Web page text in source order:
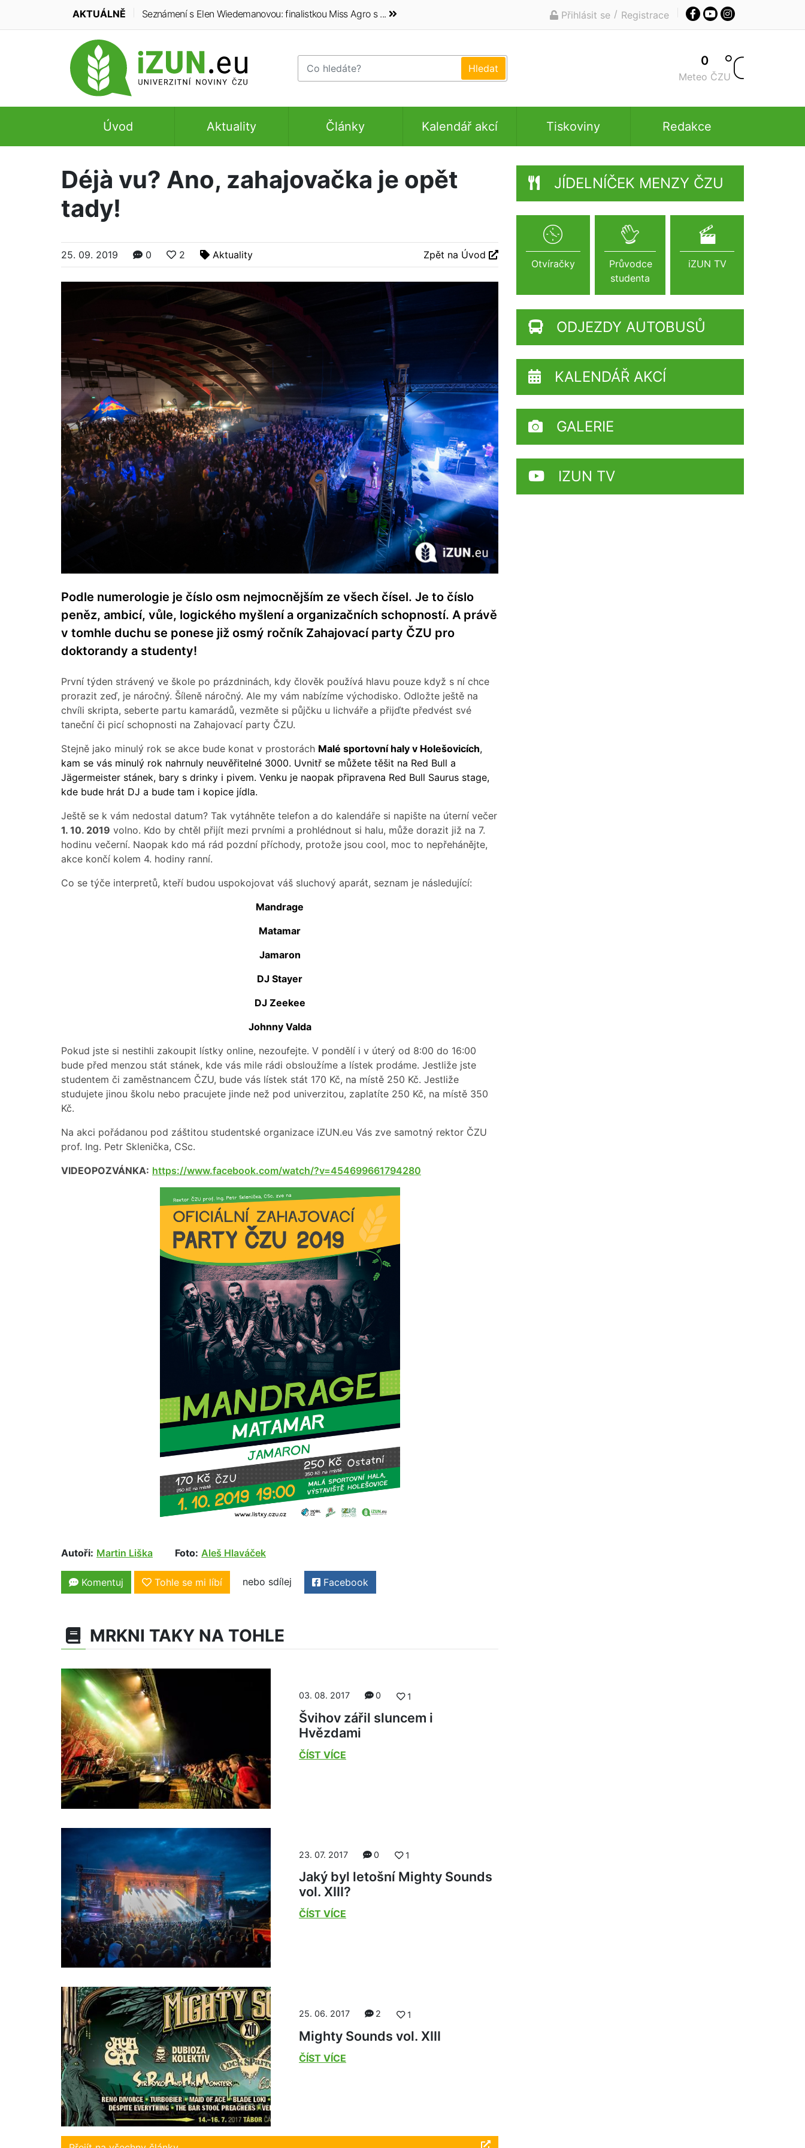
AKTUÁLNĚ Seznámení s Elen Wiedemanovou: finalistkou Miss Agro s ... Přihlásit se / Registrace
0
Meteo ČZU
Úvod Aktuality Články Kalendář akcí Tiskoviny Redakce
Déjà vu? Ano, zahajovačka je opět
tady!
25. 09. 2019 0 2 Aktuality Zpět na Úvod
Podle numerologie je číslo osm nejmocnějším ze všech čísel. Je to číslo
peněz, ambicí, vůle, logického myšlení a organizačních schopností. A právě
v tomhle duchu se ponese již osmý ročník Zahajovací party ČZU pro
doktorandy a studenty!
První týden strávený ve škole po prázdninách, kdy člověk používá hlavu pouze když s ní chce
prorazit zeď, je náročný. Šíleně náročný. Ale my vám nabízíme východisko. Odložte ještě na
chvíli skripta, seberte partu kamarádů, vezměte si půjčku u lichváře a přijďte předvést své
taneční či picí schopnosti na Zahajovací party ČZU.
Stejně jako minulý rok se akce bude konat v prostorách Malé sportovní haly v Holešovicích,
kam se vás minulý rok nahrnuly neuvěřitelné 3000. Uvnitř se můžete těšit na Red Bull a
Jägermeister stánek, bary s drinky i pivem. Venku je naopak připravena Red Bull Saurus stage,
kde bude hrát DJ a bude tam i kopice jídla.
Ještě se k vám nedostal datum? Tak vytáhněte telefon a do kalendáře si napište na úterní večer
1. 10. 2019 volno. Kdo by chtěl přijít mezi prvními a prohlédnout si halu, může dorazit již na 7.
hodinu večerní. Naopak kdo má rád pozdní příchody, protože jsou cool, moc to nepřehánějte,
akce končí kolem 4. hodiny ranní.
Co se týče interpretů, kteří budou uspokojovat váš sluchový aparát, seznam je následující:
Mandrage
Matamar
Jamaron
DJ Stayer
DJ Zeekee
Johnny Valda
Pokud jste si nestihli zakoupit lístky online, nezoufejte. V pondělí i v úterý od 8:00 do 16:00
bude před menzou stát stánek, kde vás mile rádi obsloužíme a lístek prodáme. Jestliže jste
studentem či zaměstnancem ČZU, bude vás lístek stát 170 Kč, na místě 250 Kč. Jestliže
studujete jinou školu nebo pracujete jinde než pod univerzitou, zaplatíte 250 Kč, na místě 350
Kč.
Na akci pořádanou pod záštitou studentské organizace iZUN.eu Vás zve samotný rektor ČZU
prof. Ing. Petr Sklenička, CSc.
VIDEOPOZVÁNKA: https://www.facebook.com/watch/?v=454699661794280
Autoři: Martin Liška Foto: Aleš Hlaváček
Komentuj Tohle se mi líbí nebo sdílej Facebook
MRKNI TAKY NA TOHLE
03. 08. 2017 0 1
Švihov zářil sluncem i
Hvězdami
ČÍST VÍCE
23. 07. 2017 0 1
Jaký byl letošní Mighty Sounds
vol. XIII?
ČÍST VÍCE
25. 06. 2017 2 1
Mighty Sounds vol. XIII
ČÍST VÍCE
JÍDELNÍČEK MENZY ČZU
Otvíračky
Průvodce
studenta
iZUN TV
ODJEZDY AUTOBUSŮ
KALENDÁŘ AKCÍ
GALERIE
IZUN TV